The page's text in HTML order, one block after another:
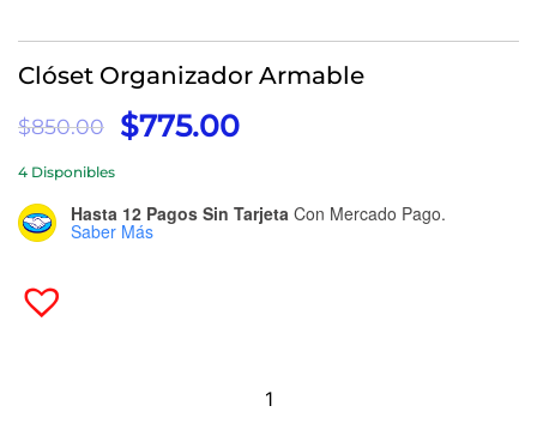
Clóset Organizador Armable
$850.00
El
Era:
$850.00.
$775.00El
Es:
4 Disponibles
Hasta 12 Pagos Sin Tarjeta Con Mercado Pago.
Saber Más
Armable
Cantidad